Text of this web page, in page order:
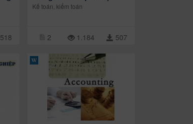
518
Kế toán, kiểm toán
2 1.184 507